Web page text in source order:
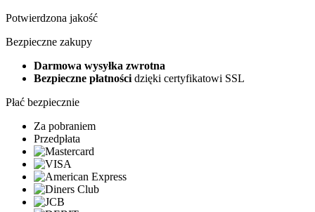
Potwierdzona jakość
Bezpieczne zakupy
Darmowa wysyłka zwrotna
Bezpieczne płatnościdzięki certyfikatowi SSL
Płać bezpiecznie
Za pobraniem
Przedpłata